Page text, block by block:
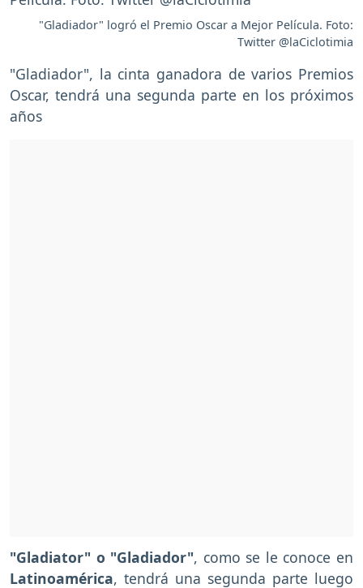
"Gladiador" logró el Premio Oscar a Mejor Película. Foto:
Twitter @laCiclotimia
"Gladiador", la cinta ganadora de varios Premios
Oscar, tendrá una segunda parte en los próximos
años
"Gladiator" o "Gladiador", como se le conoce en
Latinoamérica, tendrá una segunda parte luego